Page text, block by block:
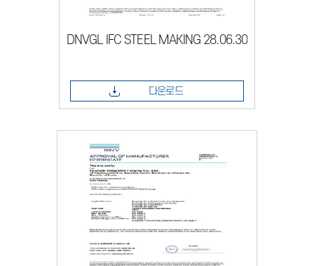
DNVGL IFC STEEL MAKING 28.06.30
다운로드